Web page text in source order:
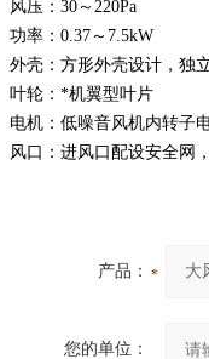
风压：30～220Pa
功率：0.37～7.5kW
外壳：方形外壳设计，独
叶轮：*机翼型叶片
电机：低噪音风机内转子
风口：进风口配设安全网
产品：
您的单位：